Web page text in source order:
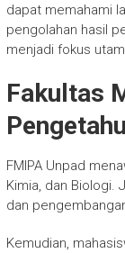
dapat memahami
pengolahan hasil
menjadi fokus
Fakultas
FMIPA Unpad
Kimia, dan Biologi.
dan
Kemudian,